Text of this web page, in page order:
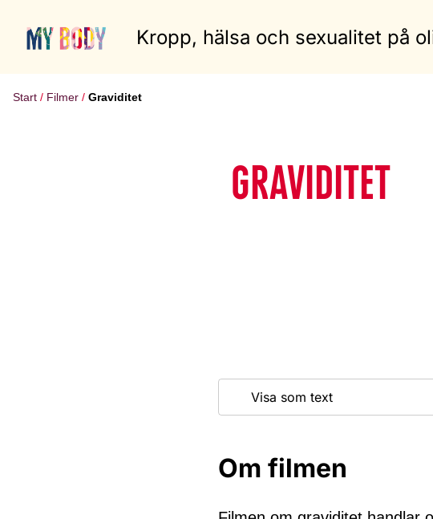
Kropp, hälsa och sexualitet på
Start Filmer Graviditet
GRAVIDITET
Visa som text
Om filmen